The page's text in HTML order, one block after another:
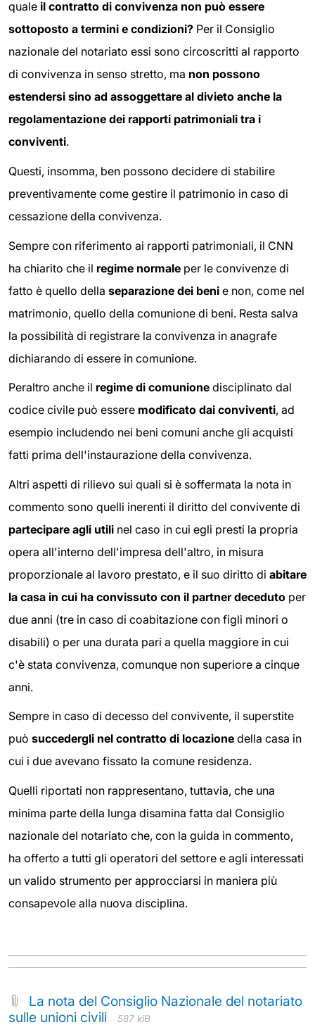
quale il contratto di convivenza non può essere
sottoposto a termini e condizioni? Per il Consiglio
nazionale del notariato essi sono circoscritti al rapporto
di convivenza in senso stretto, ma non possono
estendersi sino ad assoggettare al divieto anche la
regolamentazione dei rapporti patrimoniali tra i
conviventi.
Questi, insomma, ben possono decidere di stabilire
preventivamente come gestire il patrimonio in caso di
cessazione della convivenza.
Sempre con riferimento ai rapporti patrimoniali, il CNN
ha chiarito che il regime normale per le convivenze di
fatto è quello della separazione dei beni e non, come nel
matrimonio, quello della comunione di beni. Resta salva
la possibilità di registrare la convivenza in anagrafe
dichiarando di essere in comunione.
Peraltro anche il regime di comunione disciplinato dal
codice civile può essere modificato dai conviventi, ad
esempio includendo nei beni comuni anche gli acquisti
fatti prima dell'instaurazione della convivenza.
Altri aspetti di rilievo sui quali si è soffermata la nota in
commento sono quelli inerenti il diritto del convivente di
partecipare agli utili nel caso in cui egli presti la propria
opera all'interno dell'impresa dell'altro, in misura
proporzionale al lavoro prestato, e il suo diritto di abitare
la casa in cui ha convissuto con il partner deceduto per
due anni (tre in caso di coabitazione con figli minori o
disabili) o per una durata pari a quella maggiore in cui
c'è stata convivenza, comunque non superiore a cinque
anni.
Sempre in caso di decesso del convivente, il superstite
può succedergli nel contratto di locazione della casa in
cui i due avevano fissato la comune residenza.
Quelli riportati non rappresentano, tuttavia, che una
minima parte della lunga disamina fatta dal Consiglio
nazionale del notariato che, con la guida in commento,
ha offerto a tutti gli operatori del settore e agli interessati
un valido strumento per approcciarsi in maniera più
consapevole alla nuova disciplina.
La nota del Consiglio Nazionale del notariato
sulle unioni civili
587 kiB